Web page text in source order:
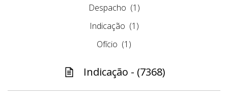
Despacho (1)
Indicação (1)
Ofício (1)
Indicação - (7368)